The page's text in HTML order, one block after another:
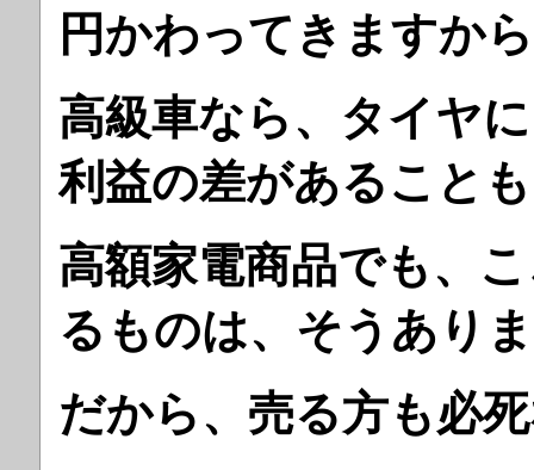
円かわってきますか
高級車なら、タイヤ
利益の差があること
高額家電商品でも、
るものは、そうあり
だから、売る方も必